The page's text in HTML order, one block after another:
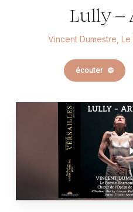
Lully –
Vincent Dumestre,
écouter